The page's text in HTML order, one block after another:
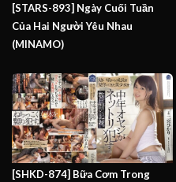
[STARS-893] Ngày Cuối Tuần
Của Hai Người Yêu Nhau
(MINAMO)
[SHKD-874] Bữa Cơm Trong